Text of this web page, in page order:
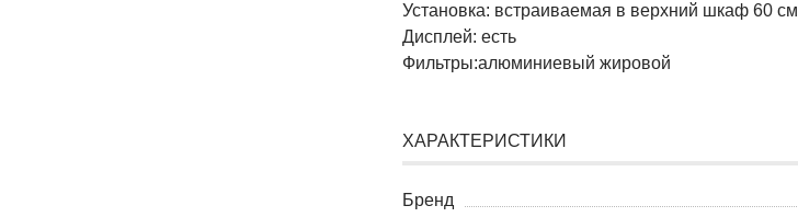
Установка: встраиваемая в верхний шкаф 60 см
Дисплей: есть
Фильтры:алюминиевый жировой
ХАРАКТЕРИСТИКИ
Бренд